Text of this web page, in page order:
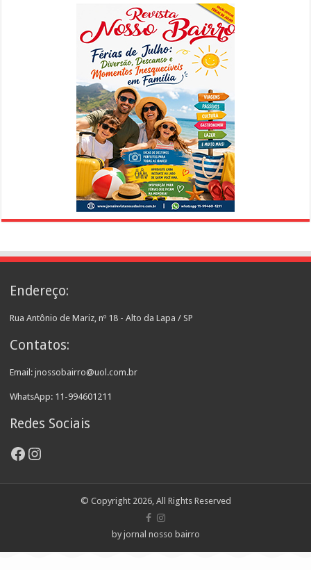
Endereço:
Rua Antônio de Mariz, nº 18 - Alto da Lapa / SP
Contatos:
Email: jnossobairro@uol.com.br
WhatsApp: 11-994601211
Redes Sociais
Facebook
Instagram
© Copyright 2026, All Rights Reserved
by jornal nosso bairro